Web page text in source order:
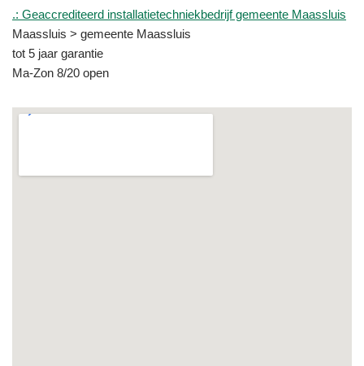
.: Geaccrediteerd installatietechniekbedrijf gemeente Maassluis
Maassluis > gemeente Maassluis
tot 5 jaar garantie
Ma-Zon 8/20 open